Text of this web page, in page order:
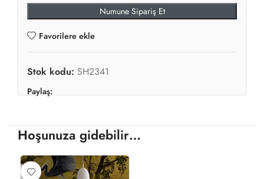
Numune Sipariş Et
Favorilere ekle
Stok kodu: SH2341
Paylaş:
Hoşunuza gidebilir…